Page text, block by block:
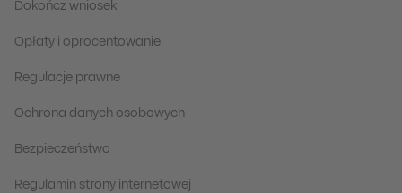
Dokończ wniosek
Opłaty i oprocentowanie
Regulacje prawne
Ochrona danych osobowych
Bezpieczeństwo
Regulamin strony internetowej